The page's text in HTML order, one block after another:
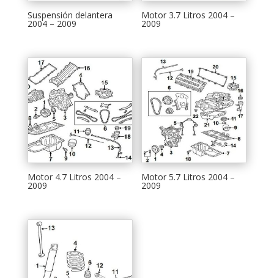
Suspensión delantera
2004 – 2009
Motor 3.7 Litros 2004 –
2009
Motor 4.7 Litros 2004 –
2009
Motor 5.7 Litros 2004 –
2009